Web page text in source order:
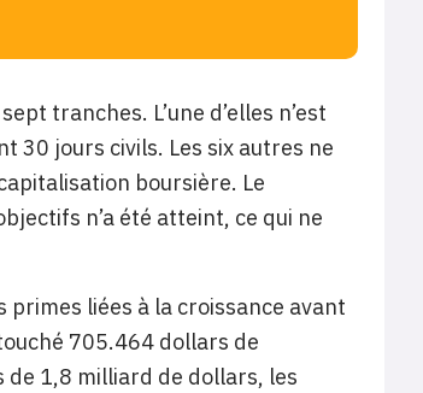
tranches. L’une d’elles n’est
30 jours civils. Les six autres ne
boursière. Le
n’a été atteint, ce qui ne
liées à la croissance avant
705.464 dollars de
de 1,8 milliard de dollars, les